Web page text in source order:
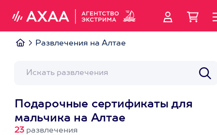
Развлечения на Алтае
Подарочные сертификаты для
мальчика на Алтае
23 развлечения